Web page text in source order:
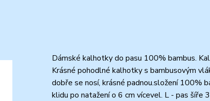
Dámské kalhotky do pasu 100% bambus.
Krásné pohodlné kalhotky s bambusovým
dobře se nosí, krásné padnou.složení 100%
klidu po natažení o 6 cm vícevel. L - pas šíře